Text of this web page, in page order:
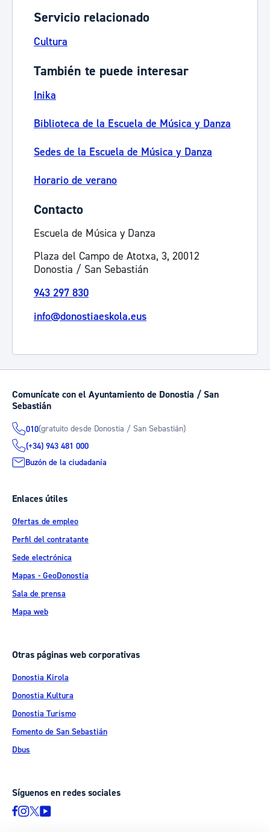
Servicio relacionado
Cultura
También te puede interesar
Inika
Biblioteca de la Escuela de Música y Danza
Sedes de la Escuela de Música y Danza
Horario de verano
Contacto
Escuela de Música y Danza
Plaza del Campo de Atotxa, 3, 20012
Donostia / San Sebastián
943 297 830
info@donostiaeskola.eus
Comunícate con el Ayuntamiento de Donostia / San
Sebastián
010(gratuito desde Donostia / San Sebastián)
(+34) 943 481 000
Buzón de la ciudadanía
Enlaces útiles
Ofertas de empleo
Perfil del contratante
Sede electrónica
Mapas - GeoDonostia
Sala de prensa
Mapa web
Otras páginas web corporativas
Donostia Kirola
Donostia Kultura
Donostia Turismo
Fomento de San Sebastián
Dbus
Síguenos en redes sociales